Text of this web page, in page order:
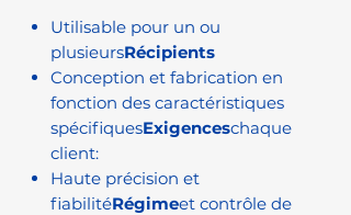
Utilisable pour un ou
plusieursRécipients
Conception et fabrication en
fonction des caractéristiques
spécifiquesExigenceschaque
client:
Haute précision et
fiabilitéRégimeet contrôle de